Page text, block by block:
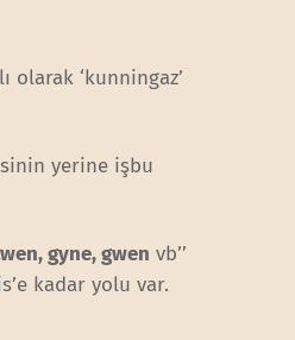
olarak ‘kunningaz’
yerine işbu
gyne, gwen vb’’
kadar yolu var.